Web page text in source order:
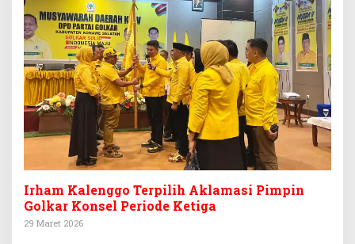
Irham Kalenggo Terpilih Aklamasi Pimpin
Golkar Konsel Periode Ketiga
29 Maret 2026